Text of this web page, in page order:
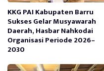
KKG PAI Kabupaten Barru
Sukses Gelar Musyawarah
Daerah, Hasbar Nahkodai
Organisasi Periode 2026–
2030